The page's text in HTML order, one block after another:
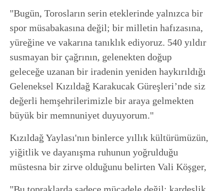
"Bugün, Torosların serin eteklerinde yalnızca bir
spor müsabakasına değil; bir milletin hafızasına,
yüreğine ve vakarına tanıklık ediyoruz. 540 yıldır
susmayan bir çağrının, gelenekten doğup
geleceğe uzanan bir iradenin yeniden haykırıldığı
Geleneksel Kızıldağ Karakucak Güreşleri’nde siz
değerli hemşehrilerimizle bir araya gelmekten
büyük bir memnuniyet duyuyorum."
Kızıldağ Yaylası'nın binlerce yıllık kültürümüzün,
yiğitlik ve dayanışma ruhunun yoğrulduğu
müstesna bir zirve olduğunu belirten Vali Köşger,
"Bu topraklarda sadece mücadele değil; kardeşlik,